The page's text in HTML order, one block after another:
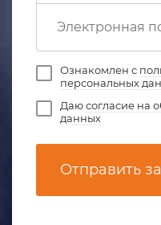
Ознакомлен с
персональных
Даюсогласие на
данных
Отправить